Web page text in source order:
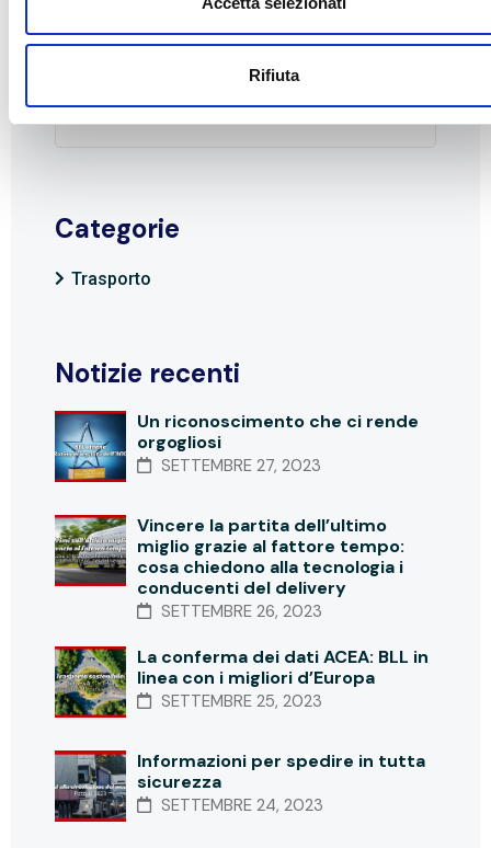
Rifiuta
Cerca
Categorie
Trasporto
Notizie recenti
Un riconoscimento che ci rende
orgogliosi
SETTEMBRE 27, 2023
Vincere la partita dell’ultimo
miglio grazie al fattore tempo:
cosa chiedono alla tecnologia i
conducenti del delivery
SETTEMBRE 26, 2023
La conferma dei dati ACEA: BLL in
linea con i migliori d’Europa
SETTEMBRE 25, 2023
Informazioni per spedire in tutta
sicurezza
SETTEMBRE 24, 2023